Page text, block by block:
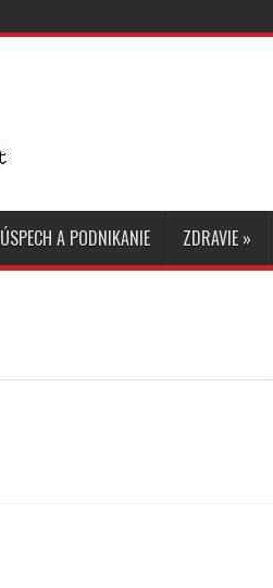
ÚSPECH A PODNIKANIE ZDRAVIE »